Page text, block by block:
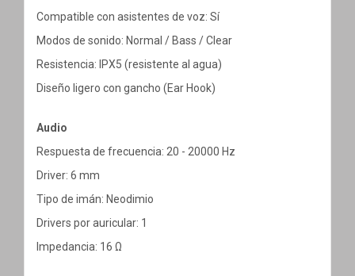
Compatible con asistentes de voz: Sí
Modos de sonido: Normal / Bass / Clear
Resistencia: IPX5 (resistente al agua)
Diseño ligero con gancho (Ear Hook)
Audio
Respuesta de frecuencia: 20 - 20000 Hz
Driver: 6 mm
Tipo de imán: Neodimio
Drivers por auricular: 1
Impedancia: 16 Ω